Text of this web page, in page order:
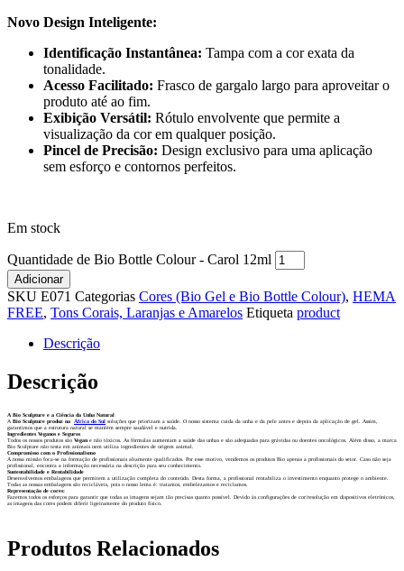
Novo Design Inteligente:
Identificação Instantânea: Tampa com a cor exata da
tonalidade.
Acesso Facilitado: Frasco de gargalo largo para aproveitar o
produto até ao fim.
Exibição Versátil: Rótulo envolvente que permite a
visualização da cor em qualquer posição.
Pincel de Precisão: Design exclusivo para uma aplicação
sem esforço e contornos perfeitos.
Em stock
Quantidade de Bio Bottle Colour - Carol 12ml
Adicionar
SKU E071 Categorias Cores (Bio Gel e Bio Bottle Colour), HEMA
FREE, Tons Corais, Laranjas e Amarelos Etiqueta product
Descrição
Descrição
A Bio Sculpture e a Ciência da Unha Natural
A Bio Sculpture produz na África do Sul soluções que priorizam a saúde. O nosso sistema cuida da unha e da pele antes e depois da aplicação de gel. Assim,
garantimos que a estrutura natural se mantém sempre saudável e nutrida.
Ingredientes Veganos e Seguros
Todos os nossos produtos são Vegan e não tóxicos. As fórmulas aumentam a saúde das unhas e são adequadas para grávidas ou doentes oncológicos. Além disso, a marca
Bio Sculpture não testa em animais nem utiliza ingredientes de origem animal.
Compromisso com o Profissionalismo
A nossa missão foca-se na formação de profissionais altamente qualificados. Por esse motivo, vendemos os produtos Bio apenas a profissionais do setor. Caso não seja
profissional, encontra a informação necessária na descrição para seu conhecimento.
Sustentabilidade e Rentabilidade
Desenvolvemos embalagens que permitem a utilização completa do conteúdo. Desta forma, a profissional rentabiliza o investimento enquanto protege o ambiente.
Todas as nossas embalagens são recicláveis, pois o nosso lema é: tratamos, embelezamos e reciclamos.
Representação de cores:
Fazemos todos os esforços para garantir que todas as imagens sejam tão precisas quanto possível. Devido às configurações de cor/resolução em dispositivos eletrónicos,
as imagens das cores podem diferir ligeiramente do produto físico.
Produtos Relacionados